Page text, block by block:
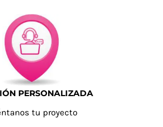
PERSONALIZADA
tu proyecto